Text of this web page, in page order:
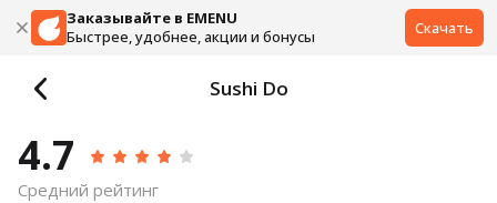
Заказывайте в EMENU
Быстрее, удобнее, акции и бонусы
Скачать
Sushi Do
4.7
Средний рейтинг